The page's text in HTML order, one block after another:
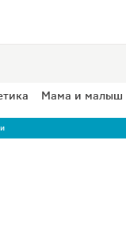
Мама и малыш